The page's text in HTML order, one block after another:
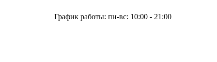
График работы: пн-вс: 10:00 - 21:00